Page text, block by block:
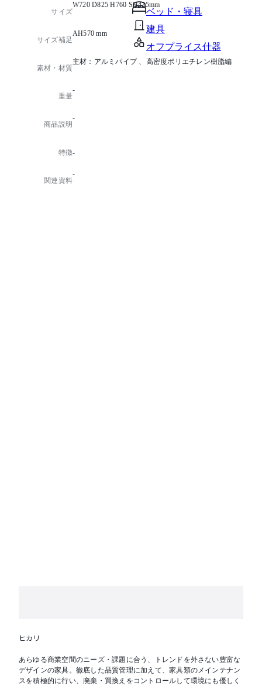
ベッド・寝具
建具
オフプライス什器
サイズ
W720 D825 H760 SH425mm
サイズ補足
AH570 mm
素材・材質
主材：アルミパイプ 、高密度ポリエチレン樹脂編
重量
-
商品説明
-
特徴-
関連資料
-
ヒカリ
あらゆる商業空間のニーズ・課題に合う、トレンドを外さない豊富な
デザインの家具。徹底した品質管理に加えて、家具類のメインテナン
スを積極的に行い、廃棄・買換えをコントロールして環境にも優しく